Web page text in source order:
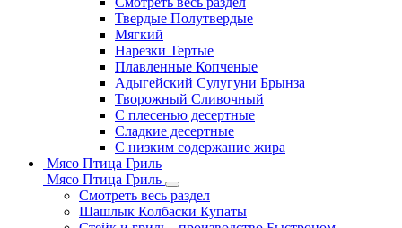
Твердые Полутвердые
Мягкий
Нарезки Тертые
Плавленные Копченые
Адыгейский Сулугуни Брынза
Творожный Сливочный
С плесенью десертные
Сладкие десертные
С низким содержание жира
Мясо Птица Гриль
Мясо Птица Гриль
Смотреть весь раздел
Шашлык Колбаски Купаты